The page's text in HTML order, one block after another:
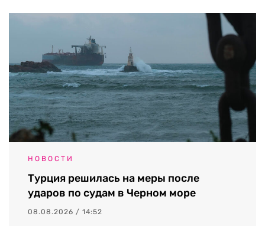
НОВОСТИ
Турция решилась на меры после
ударов по судам в Черном море
08.08.2026 / 14:52